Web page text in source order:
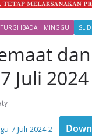
IBADAH MINGGU
Juli 2024
7-Juli-2024-2